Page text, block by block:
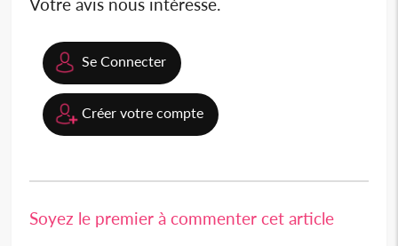
Se Connecter
Créer votre compte
Soyez le premier à commenter cet article